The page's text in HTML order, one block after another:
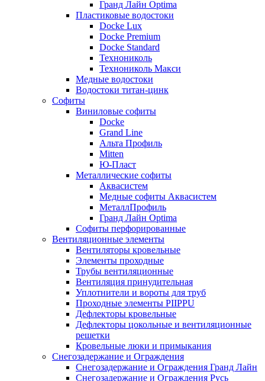
Гранд Лайн Optima
Пластиковые водостоки
Docke Lux
Docke Premium
Docke Standard
Технониколь
Технониколь Макси
Медные водостоки
Водостоки титан-цинк
Софиты
Виниловые софиты
Docke
Grand Line
Альта Профиль
Mitten
Ю-Пласт
Металлические софиты
Аквасистем
Медные софиты Аквасистем
МеталлПрофиль
Гранд Лайн Optima
Софиты перфорированные
Вентиляционные элементы
Вентиляторы кровельные
Элементы проходные
Трубы вентиляционные
Вентиляция принудительная
Уплотнители и вороты для труб
Проходные элементы PIIPPU
Дефлекторы кровельные
Дефлекторы цокольные и вентиляционные
решетки
Кровельные люки и примыкания
Снегозадержание и Ограждения
Снегозадержание и Ограждения Гранд Лайн
Снегозадержание и Ограждения Русь